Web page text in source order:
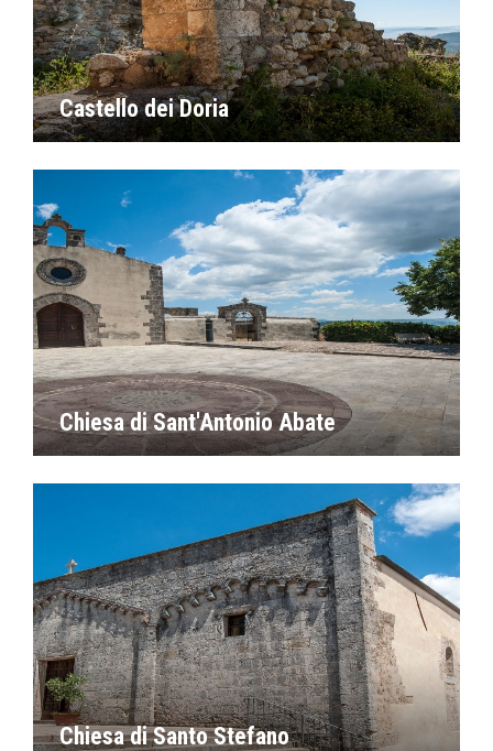
Castello dei Doria
Chiesa di Sant'Antonio Abate
Chiesa di Santo Stefano